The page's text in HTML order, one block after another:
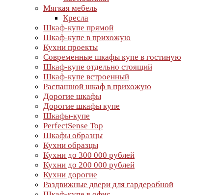
Мягкая мебель
Кресла
Шкаф-купе прямой
Шкаф-купе в прихожую
Кухни проекты
Современные шкафы купе в гостиную
Шкаф-купе отдельно стоящий
Шкаф-купе встроенный
Распашной шкаф в прихожую
Дорогие шкафы
Дорогие шкафы купе
Шкафы-купе
PerfectSense Top
Шкафы образцы
Кухни образцы
Кухни до 300 000 рублей
Кухни до 200 000 рублей
Кухни дорогие
Раздвижные двери для гардеробной